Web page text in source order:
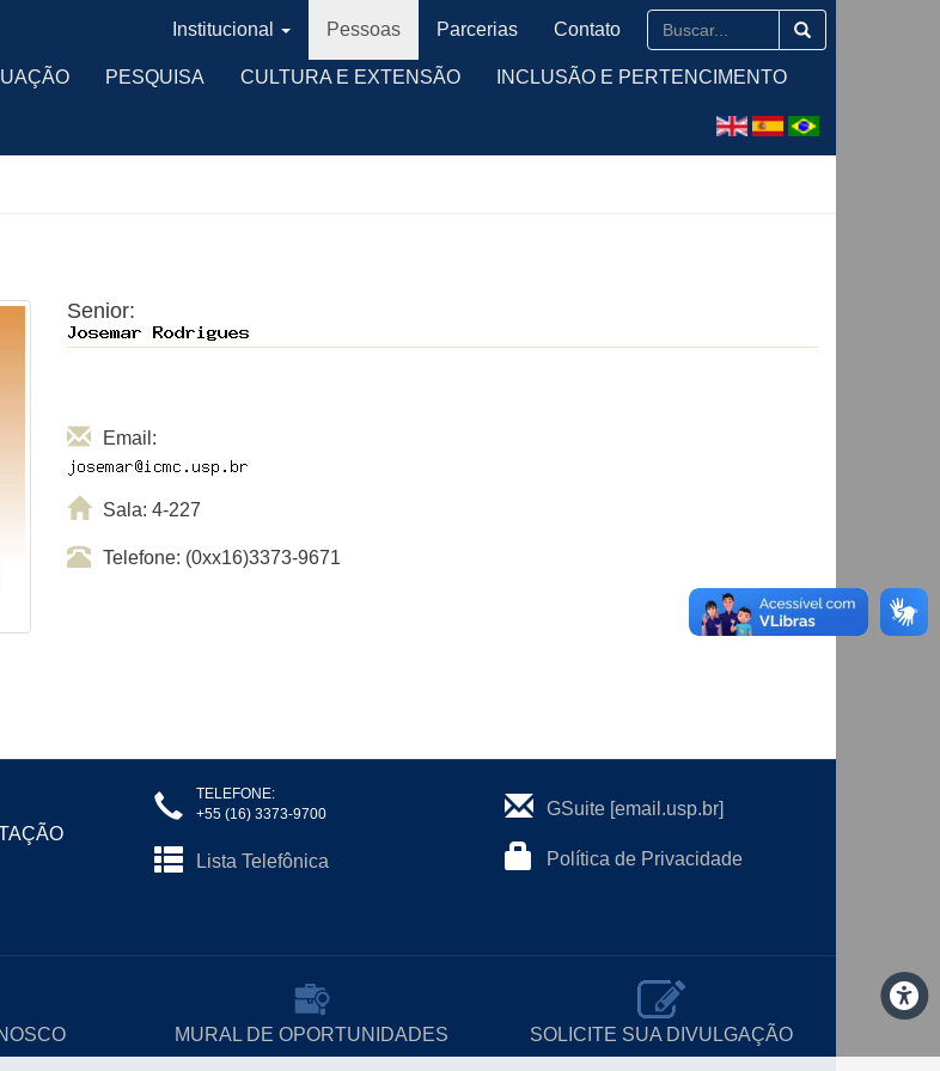
PESQUISA CULTURA E EXTENSÃO INCLUSÃO E PERTENCIMENTO
Institucional Pessoas Parcerias Contato
Senior:
Email:
Sala: 4-227
Telefone: (0xx16)3373-9671
TELEFONE:
+55 (16) 3373-9700
Lista Telefônica
GSuite [email.usp.br]
Política de Privacidade
MURAL DE OPORTUNIDADES SOLICITE SUA DIVULGAÇÃO